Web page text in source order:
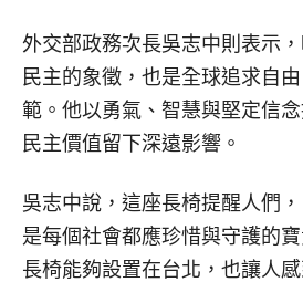
外交部政務次長吳志中則表示
民主的象徵，也是全球追求自
範。他以勇氣、智慧與堅定信
民主價值留下深遠影響。
吳志中說，這座長椅提醒人們
是每個社會都應珍惜與守護的
長椅能夠設置在台北，也讓人感